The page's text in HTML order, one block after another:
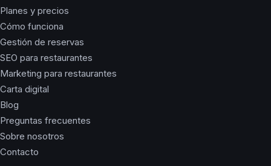
Planes y precios
Cómo funciona
Gestión de reservas
SEO para restaurantes
Marketing para restaurantes
Carta digital
Blog
Preguntas frecuentes
Sobre nosotros
Contacto